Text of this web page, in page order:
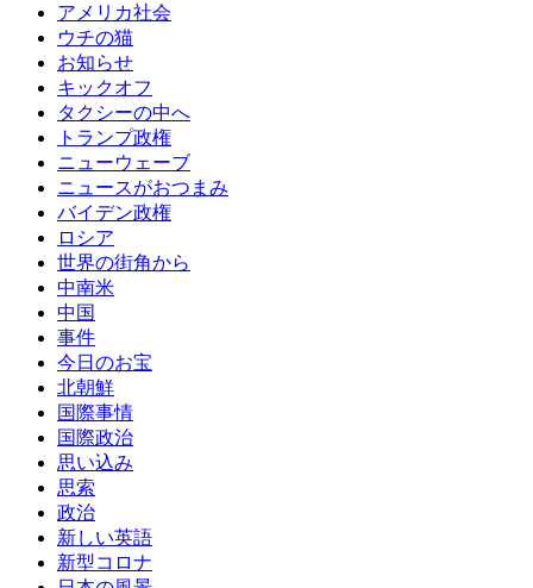
アメリカ社会
ウチの猫
お知らせ
キックオフ
タクシーの中へ
トランプ政権
ニューウェーブ
ニュースがおつまみ
バイデン政権
ロシア
世界の街角から
中南米
中国
事件
今日のお宝
北朝鮮
国際事情
国際政治
思い込み
思索
政治
新しい英語
新型コロナ